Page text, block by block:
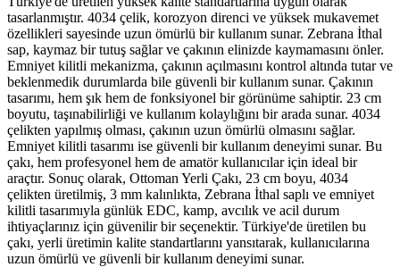
tasarlanmıştır. 4034 çelik, korozyon direnci ve yüksek mukavemet
özellikleri sayesinde uzun ömürlü bir kullanım sunar. Zebrana İthal
sap, kaymaz bir tutuş sağlar ve çakının elinizde kaymamasını önler.
Emniyet kilitli mekanizma, çakının açılmasını kontrol altında tutar ve
beklenmedik durumlarda bile güvenli bir kullanım sunar. Çakının
tasarımı, hem şık hem de fonksiyonel bir görünüme sahiptir. 23 cm
boyutu, taşınabilirliği ve kullanım kolaylığını bir arada sunar. 4034
çelikten yapılmış olması, çakının uzun ömürlü olmasını sağlar.
Emniyet kilitli tasarımı ise güvenli bir kullanım deneyimi sunar. Bu
çakı, hem profesyonel hem de amatör kullanıcılar için ideal bir
araçtır. Sonuç olarak, Ottoman Yerli Çakı, 23 cm boyu, 4034
çelikten üretilmiş, 3 mm kalınlıkta, Zebrana İthal saplı ve emniyet
kilitli tasarımıyla günlük EDC, kamp, avcılık ve acil durum
ihtiyaçlarınız için güvenilir bir seçenektir. Türkiye'de üretilen bu
çakı, yerli üretimin kalite standartlarını yansıtarak, kullanıcılarına
uzun ömürlü ve güvenli bir kullanım deneyimi sunar.